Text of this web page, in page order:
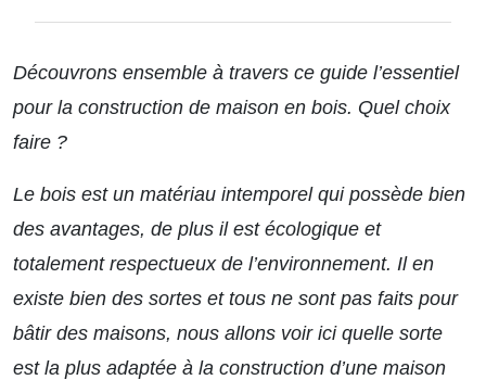
Découvrons ensemble à travers ce guide l’essentiel
pour la construction de maison en bois. Quel choix
faire ?
Le bois est un matériau intemporel qui possède bien
des avantages, de plus il est écologique et
totalement respectueux de l’environnement. Il en
existe bien des sortes et tous ne sont pas faits pour
bâtir des maisons, nous allons voir ici quelle sorte
est la plus adaptée à la construction d’une maison